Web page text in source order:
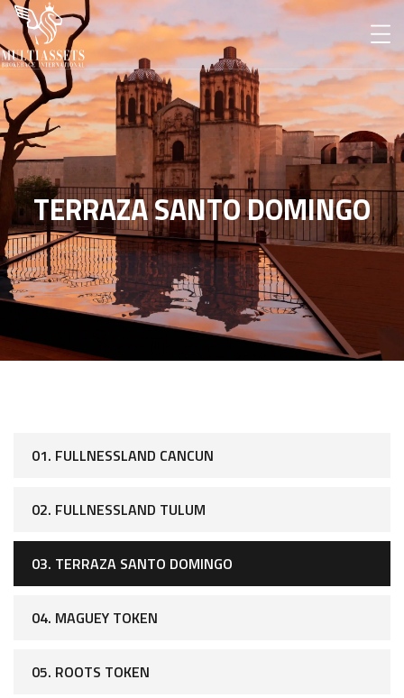
TERRAZA SANTO DOMINGO
01. FULLNESSLAND CANCUN
02. FULLNESSLAND TULUM
03. TERRAZA SANTO DOMINGO
04. MAGUEY TOKEN
05. ROOTS TOKEN